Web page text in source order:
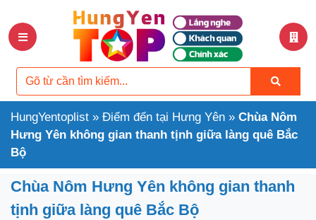
HungYentoplist » Điểm đến tại Hưng Yên » Chùa Nôm
Hưng Yên không gian thanh tịnh giữa làng quê Bắc
Bộ
Chùa Nôm Hưng Yên không gian thanh
tịnh giữa làng quê Bắc Bộ